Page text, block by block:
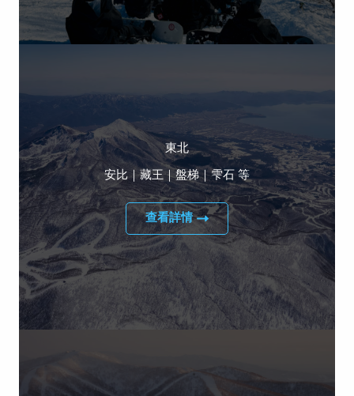
東北
安比｜藏王｜盤梯｜雫石 等
查看詳情